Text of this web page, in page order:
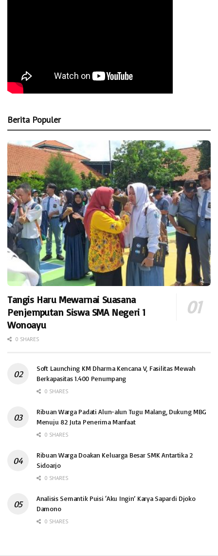
Berita Populer
Tangis Haru Mewarnai Suasana
Penjemputan Siswa SMA Negeri 1
Wonoayu
0 SHARES
Soft Launching KM Dharma Kencana V, Fasilitas Mewah
Berkapasitas 1.400 Penumpang
0 SHARES
Ribuan Warga Padati Alun-alun Tugu Malang, Dukung MBG
Menuju 82 Juta Penerima Manfaat
0 SHARES
Ribuan Warga Doakan Keluarga Besar SMK Antartika 2
Sidoarjo
0 SHARES
Analisis Semantik Puisi ‘Aku Ingin’ Karya Sapardi Djoko
Damono
0 SHARES